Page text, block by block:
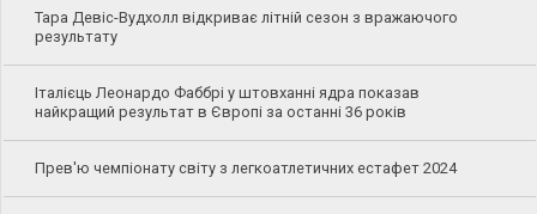
Тара Девіс-Вудхолл відкриває літній сезон з вражаючого
результату
Італієць Леонардо Фаббрі у штовханні ядра показав
найкращий результат в Європі за останні 36 років
Прев'ю чемпіонату світу з легкоатлетичних естафет 2024